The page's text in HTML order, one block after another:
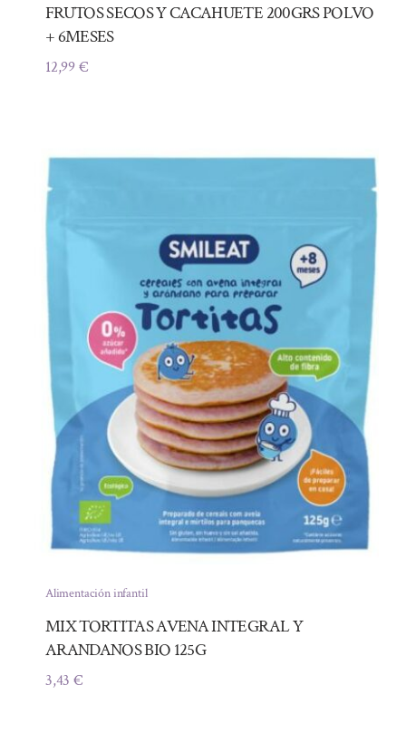
FRUTOS SECOS Y CACAHUETE 200GRS POLVO
+ 6MESES
12,99€
Alimentación infantil
MIX TORTITAS AVENA INTEGRAL Y
ARANDANOS BIO 125G
3,43€